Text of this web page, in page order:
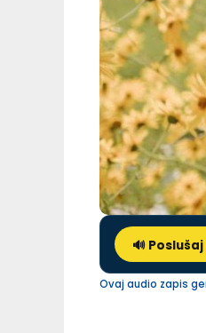
🔊
Ovaj audio zapis